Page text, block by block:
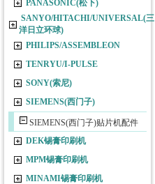
PANASONIC(松下)
SANYO/HITACHI/UNIVERSAL(三
洋日立环球)
PHILIPS/ASSEMBLEON
TENRYU/I-PULSE
SONY(索尼)
SIEMENS(西门子)
SIEMENS(西门子)贴片机配件
DEK锡膏印刷机
MPM锡膏印刷机
MINAMI锡膏印刷机